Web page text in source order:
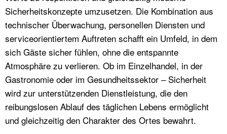
Sicherheitskonzepte umzusetzen. Die Kombination aus
technischer Überwachung, personellen Diensten und
serviceorientiertem Auftreten schafft ein Umfeld, in dem
sich Gäste sicher fühlen, ohne die entspannte
Atmosphäre zu verlieren. Ob im Einzelhandel, in der
Gastronomie oder im Gesundheitssektor – Sicherheit
wird zur unterstützenden Dienstleistung, die den
reibungslosen Ablauf des täglichen Lebens ermöglicht
und gleichzeitig den Charakter des Ortes bewahrt.